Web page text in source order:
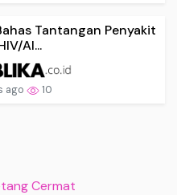
Tantangan Penyakit
AI...
ago 10
Cermat